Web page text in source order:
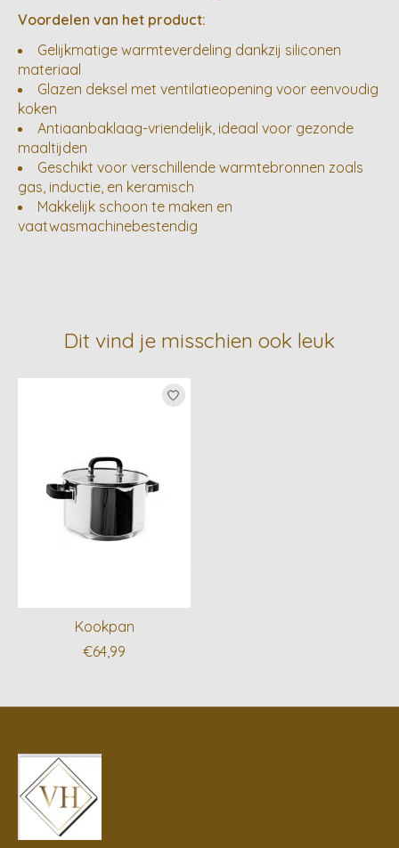
Voordelen van het product:
Gelijkmatige warmteverdeling dankzij siliconen
materiaal
Glazen deksel met ventilatieopening voor eenvoudig
koken
Antiaanbaklaag-vriendelijk, ideaal voor gezonde
maaltijden
Geschikt voor verschillende warmtebronnen zoals
gas, inductie, en keramisch
Makkelijk schoon te maken en
vaatwasmachinebestendig
Dit vind je misschien ook leuk
Items van productcarrousel
Kookpan
€64,99